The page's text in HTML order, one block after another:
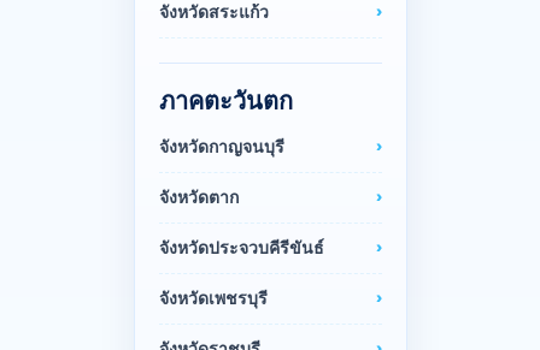
จังหวัดสระแก้ว
ภาคตะวันตก
จังหวัดกาญจนบุรี
จังหวัดตาก
จังหวัดประจวบคีรีขันธ์
จังหวัดเพชรบุรี